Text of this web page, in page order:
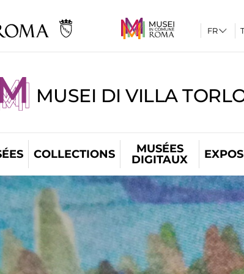
MUSEI DI VILLA
COLLECTIONS
MUSÉES
DIGITAUX